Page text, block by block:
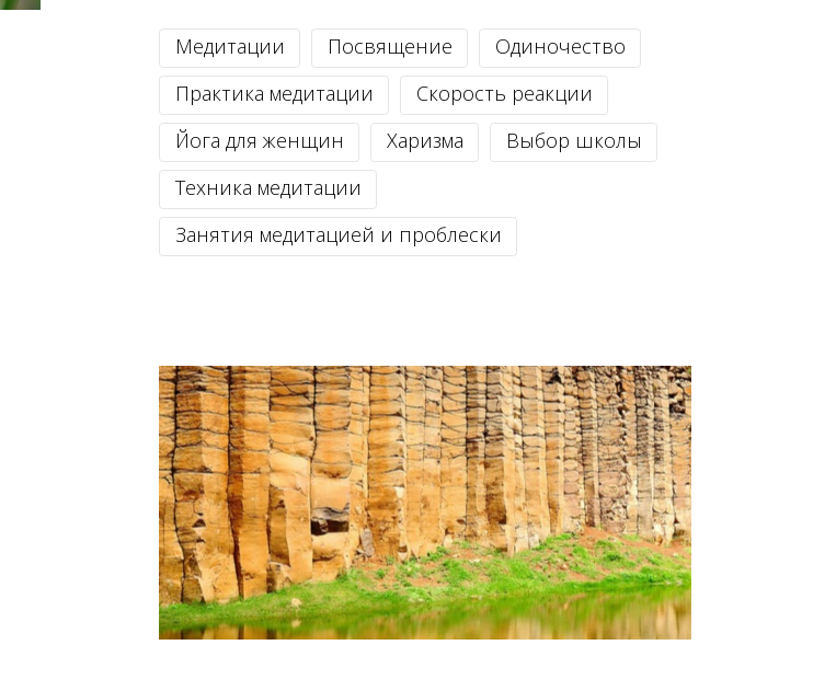
Медитации Посвящение
Одиночество
Практика медитации
Скорость реакции
Йога для женщин
Харизма
Выбор школы
Техника медитации
Занятия медитацией и проблески